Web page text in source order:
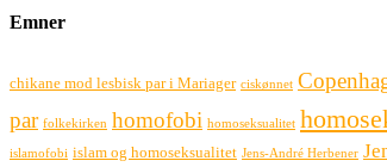
Emner
chikane mod lesbisk par i Mariager ciskønnet
par folkekirken homofobi homoseksualitet
islamofobi islam og homoseksualitet Jens-André Herbener